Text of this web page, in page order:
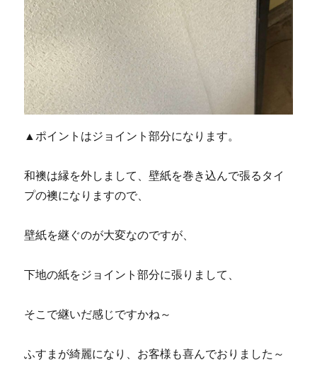
▲ポイントはジョイント部分になります。
和襖は縁を外しまして、壁紙を巻き込んで張るタイ
プの襖になりますので、
壁紙を継ぐのが大変なのですが、
下地の紙をジョイント部分に張りまして、
そこで継いだ感じですかね～
ふすまが綺麗になり、お客様も喜んでおりました～